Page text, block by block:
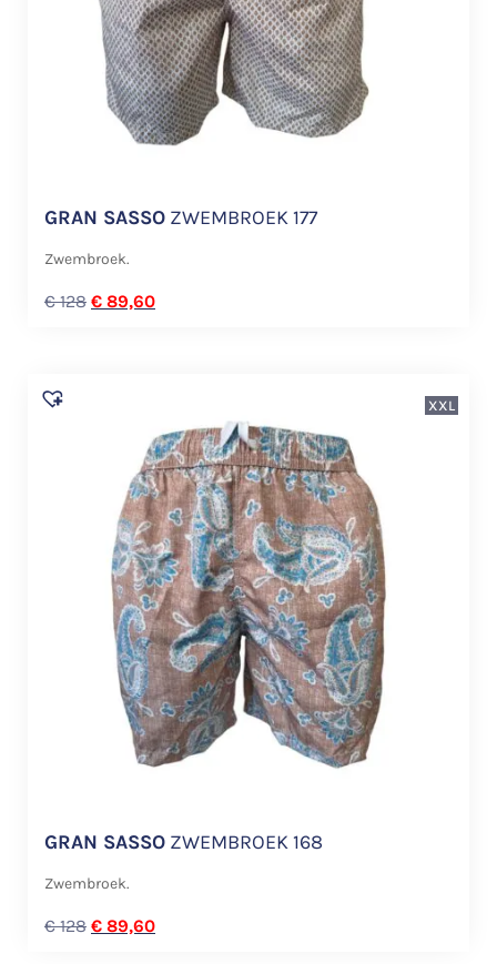
GRAN SASSO ZWEMBROEK 177
Zwembroek.
€128 € 89,60
GRAN SASSO ZWEMBROEK 168
Zwembroek.
€128 € 89,60
XXL